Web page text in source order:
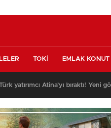
TOKİ EMLAK KONUT
Karaca Villaları’nda satılık 10